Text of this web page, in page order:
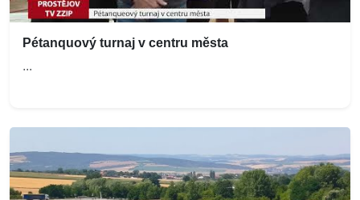
Pétanquový turnaj v centru města
...